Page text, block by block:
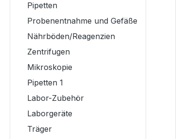
Pipetten
Probenentnahme und Gefäße
Nährböden/Reagenzien
Zentrifugen
Mikroskopie
Pipetten 1
Labor-Zubehör
Laborgeräte
Träger